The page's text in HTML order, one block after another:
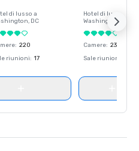
di lusso a
, DC
: 220
riunioni: 17
Hotel di lusso a
Washington
Camere: 237
Sale riunioni